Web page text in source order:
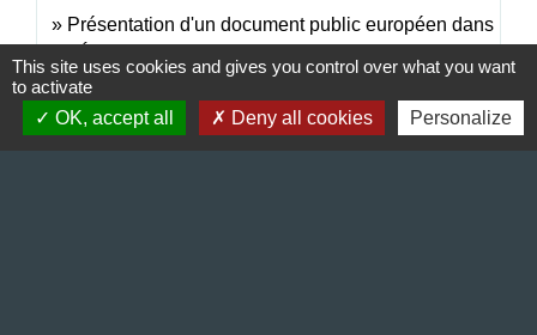
Présentation d'un document public européen dans
open_in_new
Commission européenne
Formulaires multilingues joints aux documents
open_in_new
This site uses cookies and gives you control over what you want
to activate
OK, accept all
Deny all cookies Personalize